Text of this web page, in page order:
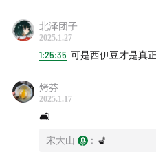
【提及概念】
淡丽辛口，里山
【艺术展品或展馆】
越后妻有里山现代美术馆（
北泽团子
2025.1.27
1:25:35 可是西伊豆才是真
烤芬
2025.1.17
🛋️
宋大山 : 💺